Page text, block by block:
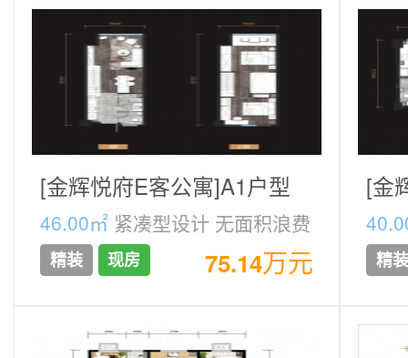
[金辉悦府E客公寓]A1户型
46.00㎡ 紧凑型设计 无面积浪费
精装 现房 75.14万元
[金
精装